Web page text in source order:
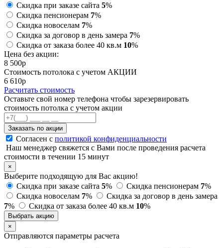
Скидка при заказе сайта 5%
Скидка пенсионерам 7%
Скидка новоселам 7%
Скидка за договор в день замера 7%
Скидка от заказа более 40 кв.м 10%
Цена без акции:
8 500p
Стоимость потолока с учетом АКЦИИ
6 610p
Расчитать стоимость
Оставьте свой номер телефона чтобы зарезервировать
стоимость потолка с учетом акции
Заказать по акции
Согласен с политикой конфиденциальности
Наш менеджер свяжется с Вами после проведения расчета
стоимости в течении 15 минут
×
Выберите подходящую для Вас акцию!
Скидка при заказе сайта 5% Скидка пенсионерам 7%
Скидка новоселам 7%
Скидка за договор в день замера
7% Скидка от заказа более 40 кв.м 10%
Выбрать акцию
×
Отправляются параметры расчета